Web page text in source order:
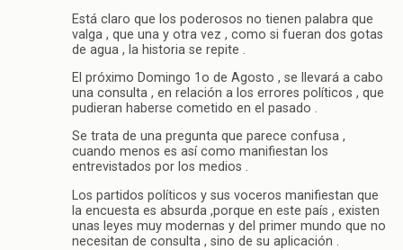
Está claro que los poderosos no tienen palabra que
valga , que una y otra vez , como si fueran dos gotas
de agua , la historia se repite .
El próximo Domingo 1o de Agosto , se llevará a cabo
una consulta , en relación a los errores políticos , que
pudieran haberse cometido en el pasado .
Se trata de una pregunta que parece confusa ,
cuando menos es así como manifiestan los
entrevistados por los medios .
Los partidos políticos y sus voceros manifiestan que
la encuesta es absurda ,porque en este país , existen
unas leyes muy modernas y del primer mundo que no
necesitan de consulta , sino de su aplicación .